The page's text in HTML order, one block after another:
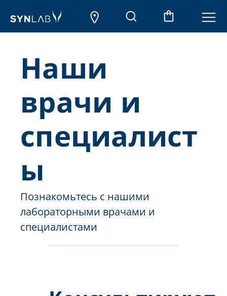
Наши
врачи и
специалист
ы
Познакомьтесь с нашими
лабораторными врачами и
специалистами